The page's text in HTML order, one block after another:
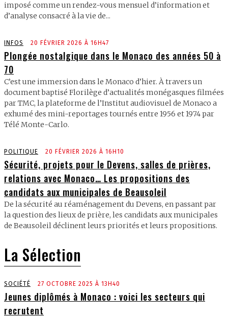
imposé comme un rendez-vous mensuel d’information et
d’analyse consacré à la vie de...
INFOS 20 FÉVRIER 2026 À 16H47
Plongée nostalgique dans le Monaco des années 50 à
70
C’est une immersion dans le Monaco d’hier. À travers un
document baptisé Florilège d’actualités monégasques filmées
par TMC, la plateforme de l’Institut audiovisuel de Monaco a
exhumé des mini-reportages tournés entre 1956 et 1974 par
Télé Monte-Carlo.
POLITIQUE 20 FÉVRIER 2026 À 16H10
Sécurité, projets pour le Devens, salles de prières,
relations avec Monaco… Les propositions des
candidats aux municipales de Beausoleil
De la sécurité au réaménagement du Devens, en passant par
la question des lieux de prière, les candidats aux municipales
de Beausoleil déclinent leurs priorités et leurs propositions.
La Sélection
SOCIÉTÉ 27 OCTOBRE 2025 À 13H40
Jeunes diplômés à Monaco : voici les secteurs qui
recrutent